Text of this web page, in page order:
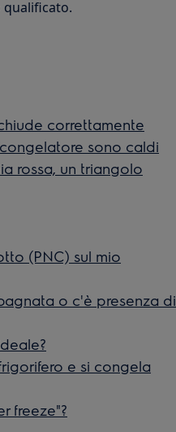
qualificato.
correttamente
sono caldi
rossa, un triangolo
(PNC) sul mio
o c'è presenza di
e si congela
freeze"?